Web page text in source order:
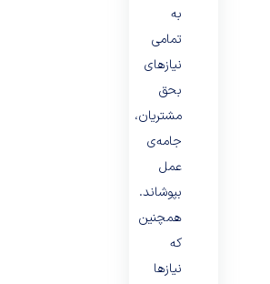
به
تمامی
نیازهای
بحق
مشتریان،
جامه‌ی
عمل
بپوشاند.
همچنین
که
نیازها